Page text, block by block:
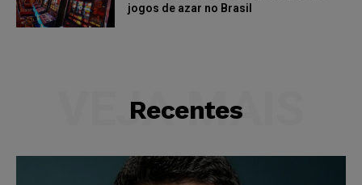
jogos de azar no Brasil
Recentes
VEJA MAIS